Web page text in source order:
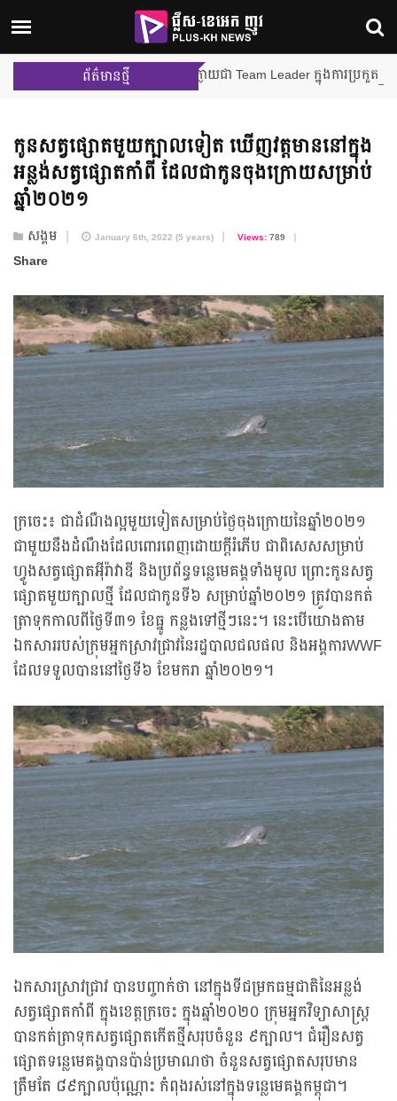
ព័ត៌មានថ្មី
ម៉ីលីង និង នីហឫទ័យ នឹងក្លាយជា Team Leader ក្នុងការប្រកួតជាក្រុមលើក
កូនសត្វផ្សោត​មួយក្បាល​ទៀត ឃើញ​វត្តមាន​នៅក្នុង​
អន្លង់​សត្វផ្សោត​កាំពី ដែល​ជា​កូន​ចុងក្រោយ​សម្រាប់​
ឆ្នាំ២០២១
សង្គម January 6th, 2022 (5 years) Views:789
Share
ក្រចេះ៖ ជាដំណឹងល្អមួយទៀតសម្រាប់ថ្ងៃចុងក្រោយនៃឆ្នាំ២០២១
ជាមួយនឹងដំណឹងដែលពោរពេញដោយក្តីរំភើប ជាពិសេសសម្រាប់
ហ្វូងសត្វផ្សោតអ៊ីរ៉ាវាឌី និងប្រព័ន្ធទន្លេមេគង្គទាំងមូល ព្រោះកូនសត្វ
ផ្សោតមួយក្បាលថ្មី ដែលជាកូនទី៦ សម្រាប់ឆ្នាំ២០២១ ត្រូវបានកត់
ត្រាទុកកាលពីថ្ងៃទី៣១ ខែធ្នូ កន្លងទៅថ្មីៗនេះ។ នេះបើយោងតាម
ឯកសាររបស់ក្រុមអ្នកស្រាវជ្រាវនៃរដ្ឋបាលជលផល និងអង្គការWWF
ដែលទទួលបាននៅថ្ងៃទី៦ ខែមករា ឆ្នាំ២០២១។
ឯកសារស្រាវជ្រាវ បានបញ្ចាក់ថា នៅក្នុងទីជម្រកធម្មជាតិនៃអន្លង់
សត្វផ្សោតកាំពី ក្នុងខេត្តក្រចេះ ក្នុងឆ្នាំ២០២០ ក្រុមអ្នកវិទ្យាសាស្ត្រ
បានកត់ត្រាទុកសត្វផ្សោតកើតថ្មីសរុបចំនួន ៩ក្បាល។ ជំរឿនសត្វ
ផ្សោតទន្លេមេគង្គបានប៉ាន់ប្រមាណថា ចំនួនសត្វផ្សោតសរុបមាន
ត្រឹមតែ ៨៩ក្បាលប៉ុណ្ណោះ កំពុងរស់នៅក្នុងទន្លេមេគង្គកម្ពុជា។